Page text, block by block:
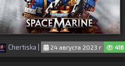
Chertiska 24 августа 2023 г 416